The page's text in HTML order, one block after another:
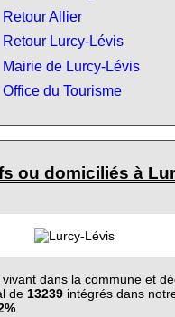
Retour Allier
Retour Lurcy-Lévis
Mairie de Lurcy-Lévis
Office du Tourisme
ou domiciliés à
dans la commune et
de 13239intégrés dans